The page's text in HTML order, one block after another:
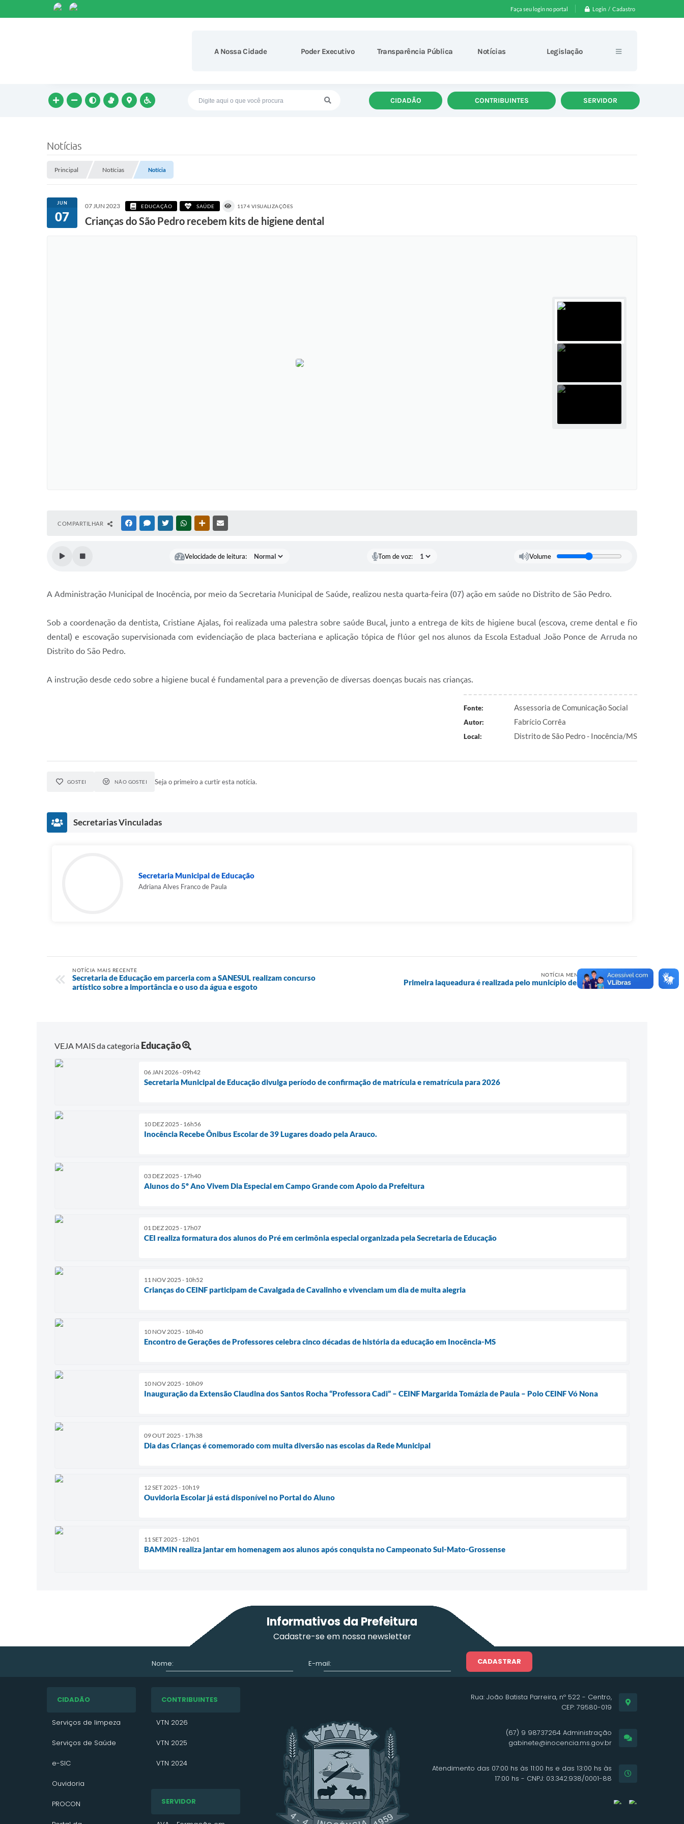
Faça seu login no portal Login / Cadastro
A Nossa Cidade Poder Executivo Transparência Pública Notícias Legislação
CIDADÃO CONTRIBUINTES SERVIDOR
Notícias
Principal Notícias Notícia
JUN
07
07 JUN 2023 EDUCAÇÃO SAÚDE 1174 VISUALIZAÇÕES
Crianças do São Pedro recebem kits de higiene dental
COMPARTILHAR FACEBOOKMESSENGER
TWITTERWHATSAPPOUTRAS MÍDIAS
Velocidade de leitura: Tom de voz: Volume
A Administração Municipal de Inocência, por meio da Secretaria Municipal de Saúde, realizou nesta quarta-feira (07) ação em saúde no Distrito de São Pedro.
Sob a coordenação da dentista, Cristiane Ajalas, foi realizada uma palestra sobre saúde Bucal, junto a entrega de kits de higiene bucal (escova, creme dental e fio
dental) e escovação supervisionada com evidenciação de placa bacteriana e aplicação tópica de flúor gel nos alunos da Escola Estadual João Ponce de Arruda no
Distrito do São Pedro.
A instrução desde cedo sobre a higiene bucal é fundamental para a prevenção de diversas doenças bucais nas crianças.
Fonte: Assessoria de Comunicação Social
Autor: Fabrício Corrêa
Local: Distrito de São Pedro - Inocência/MS
GOSTEI NÃO GOSTEI Seja o primeiro a curtir esta notícia.
Secretarias Vinculadas
Secretaria Municipal de Educação
Adriana Alves Franco de Paula
NOTÍCIA MAIS RECENTE
Secretaria de Educação em parceria com a SANESUL realizam concurso
artístico sobre a importância e o uso da água e esgoto
NOTÍCIA MENOS RECENTE
Primeira laqueadura é realizada pelo município de Inocência
VEJA MAIS da categoria Educação
06 JAN 2026 - 09h42
Secretaria Municipal de Educação divulga período de confirmação de matrícula e rematrícula para 2026
10 DEZ 2025 - 16h56
Inocência Recebe Ônibus Escolar de 39 Lugares doado pela Arauco.
03 DEZ 2025 - 17h40
Alunos do 5º Ano Vivem Dia Especial em Campo Grande com Apoio da Prefeitura
01 DEZ 2025 - 17h07
CEI realiza formatura dos alunos do Pré em cerimônia especial organizada pela Secretaria de Educação
11 NOV 2025 - 10h52
Crianças do CEINF participam de Cavalgada de Cavalinho e vivenciam um dia de muita alegria
10 NOV 2025 - 10h40
Encontro de Gerações de Professores celebra cinco décadas de história da educação em Inocência-MS
10 NOV 2025 - 10h09
Inauguração da Extensão Claudina dos Santos Rocha “Professora Cadi” – CEINF Margarida Tomázia de Paula – Polo CEINF Vó Nona
09 OUT 2025 - 17h38
Dia das Crianças é comemorado com muita diversão nas escolas da Rede Municipal
12 SET 2025 - 10h19
Ouvidoria Escolar já está disponível no Portal do Aluno
11 SET 2025 - 12h01
BAMMIN realiza jantar em homenagem aos alunos após conquista no Campeonato Sul-Mato-Grossense
Informativos da Prefeitura
Cadastre-se em nossa newsletter
Nome: E-mail: CADASTRAR
CIDADÃO
Serviços de limpeza
Serviços de Saúde
e-SIC
Ouvidoria
PROCON
CONTRIBUINTES
VTN 2026
VTN 2025
VTN 2024
VTN
SERVIDOR
Rua: João Batista Parreira, nº 522 - Centro,
CEP: 79580-019
(67) 9 98737264 Administração
gabinete@inocencia.ms.gov.br
Atendimento das 07:00 hs às 11:00 hs e das 13:00 hs às
17:00 hs - CNPJ: 03.342.938/0001-88